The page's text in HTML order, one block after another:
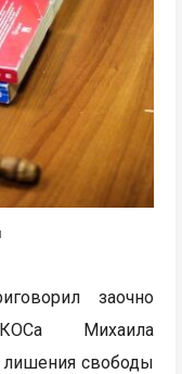
заочно
Михаила
лишения свободы